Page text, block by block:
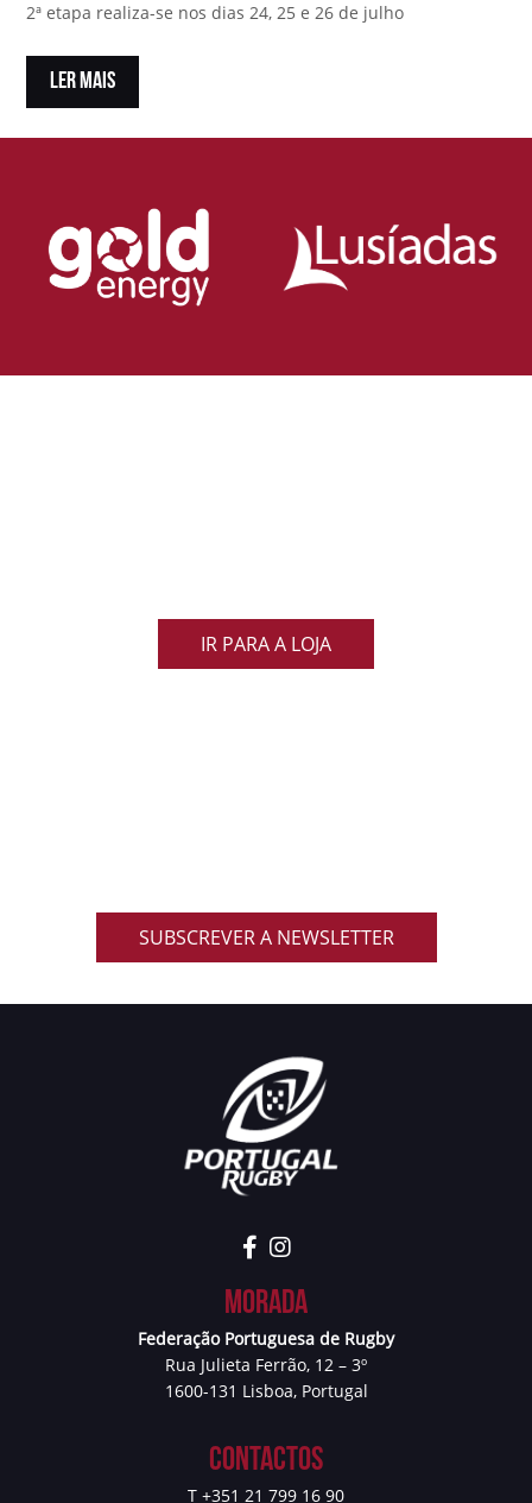
2ª etapa realiza-se nos dias 24, 25 e 26 de julho
LER MAIS
IR PARA A LOJA
SUBSCREVER A NEWSLETTER
Morada
Federação Portuguesa de Rugby
Rua Julieta Ferrão, 12 – 3º
1600-131 Lisboa, Portugal
Contactos
T +351 21 799 16 90